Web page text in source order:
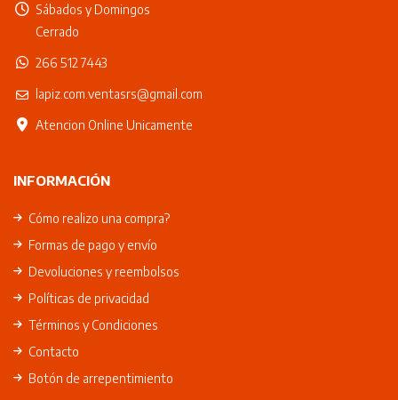
Sábados y Domingos
Cerrado
266 512 7443
lapiz.com.ventasrs@gmail.com
Atencion Online Unicamente
INFORMACIÓN
Cómo realizo una compra?
Formas de pago y envío
Devoluciones y reembolsos
Políticas de privacidad
Términos y Condiciones
Contacto
Botón de arrepentimiento